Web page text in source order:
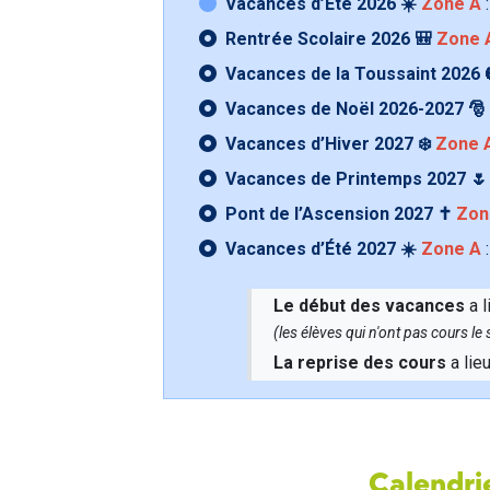
Vacances d’Été 2026 ☀️ Zone A:
Rentrée Scolaire 2026 🎒 Zone
Vacances de la Toussaint 2026
Vacances de Noël 2026-2027 🎅
Vacances d’Hiver 2027 ❄️ Zone
Vacances de Printemps 2027
Pont de l’Ascension 2027 ✝️
Vacances d’Été 2027 ☀️ Zone A:
Le début des vacances a
(les élèves qui n'ont pas cours
La reprise des cours a